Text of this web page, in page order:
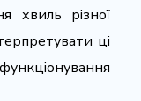
хвиль різної
ці